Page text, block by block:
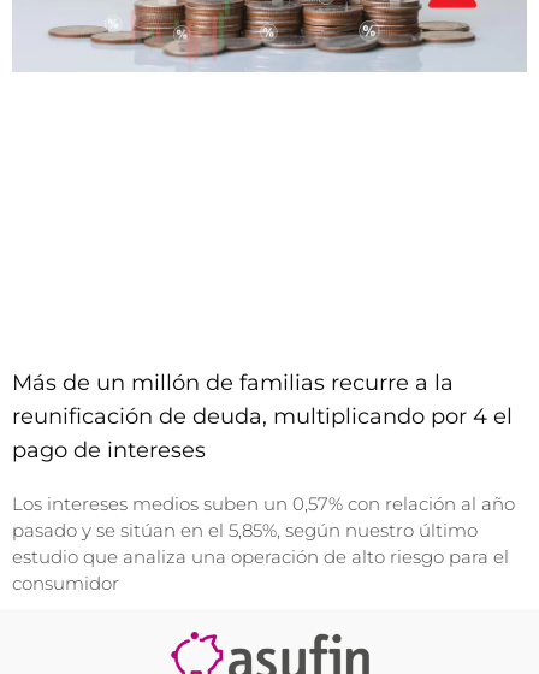
Más de un millón de familias recurre a la
reunificación de deuda, multiplicando por 4 el
pago de intereses
Los intereses medios suben un 0,57% con relación al año
pasado y se sitúan en el 5,85%, según nuestro último
estudio que analiza una operación de alto riesgo para el
consumidor